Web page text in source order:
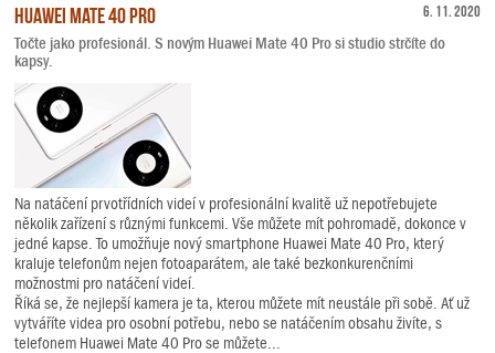
6. 11. 2020
Huawei Mate 40 Pro
Točte jako profesionál. S novým Huawei Mate 40 Pro si studio strčíte do
kapsy.
Na natáčení prvotřídních videí v profesionální kvalitě už nepotřebujete
několik zařízení s různými funkcemi. Vše můžete mít pohromadě, dokonce v
jedné kapse. To umožňuje nový smartphone Huawei Mate 40 Pro, který
kraluje telefonům nejen fotoaparátem, ale také bezkonkurenčními
možnostmi pro natáčení videí.
Říká se, že nejlepší kamera je ta, kterou můžete mít neustále při sobě. Ať už
vytváříte videa pro osobní potřebu, nebo se natáčením obsahu živíte, s
telefonem Huawei Mate 40 Pro se můžete...